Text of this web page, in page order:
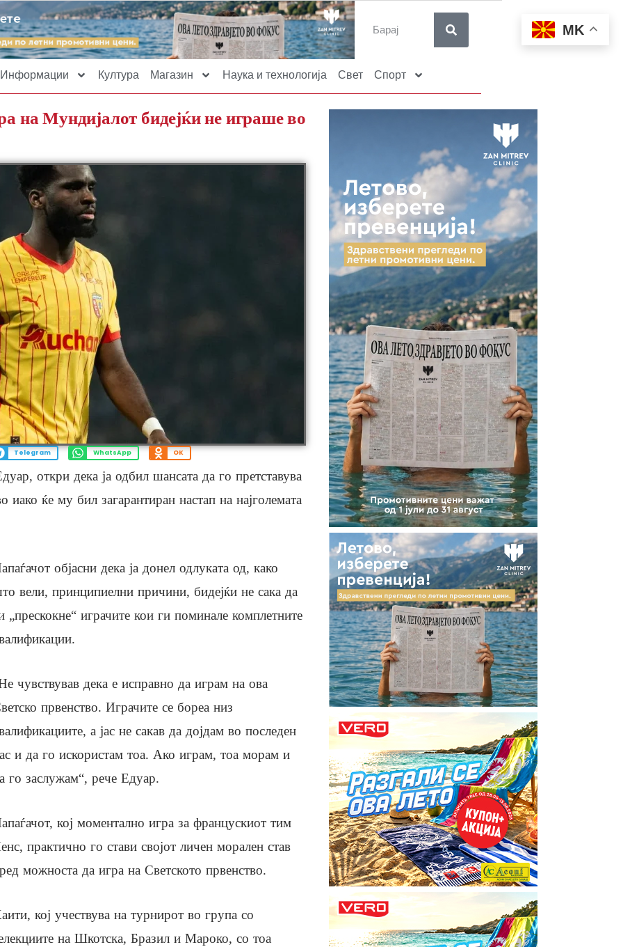
Информации Култура Магазин Наука и технологија Свет Спорт
на Мундијалот бидејќи не играше во
Telegram WhatsApp OK
откри дека ја одбил шансата да го претставува
иако ќе му бил загарантиран настап на најголемата
објасни дека ја донел одлуката од, како
вели, принципиелни причини, бидејќи не сака да
„прескокне“ играчите кои ги поминале комплетните
чувствував дека е исправно да играм на ова
првенство. Играчите се бореа низ
а јас не сакав да дојдам во последен
и да го искористам тоа. Ако играм, тоа морам и
го заслужам“, рече Едуар.
кој моментално игра за францускиот тим
практично го стави својот личен морален став
можноста да игра на Светското првенство.
кој учествува на турнирот во група со
на Шкотска, Бразил и Мароко, со тоа
MK